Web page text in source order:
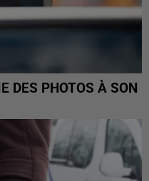
DES PHOTOS À SON